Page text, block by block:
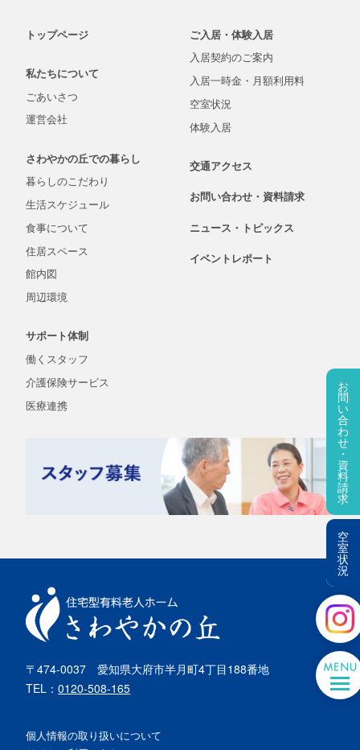
お
問
い
合
わ
せ
・
資
料
請
求
空
室
状
況
トップページ
私たちについて
ごあいさつ
運営会社
さわやかの丘での暮らし
暮らしのこだわり
生活スケジュール
食事について
住居スペース
館内図
周辺環境
サポート体制
働くスタッフ
介護保険サービス
医療連携
ご入居・体験入居
入居契約のご案内
入居一時金・ 月額利用料
空室状況
体験入居
交通アクセス
お問い合わせ・ 資料請求
ニュース・ トピックス
イベントレポート
〒474-0037愛知県大府市半月町4丁目188番地
TEL：0120-508-165
個人情報の取り扱いについて